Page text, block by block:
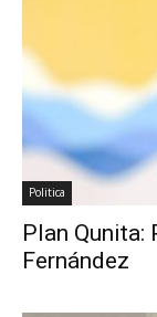
Politica
Plan Qunita:
Fernández